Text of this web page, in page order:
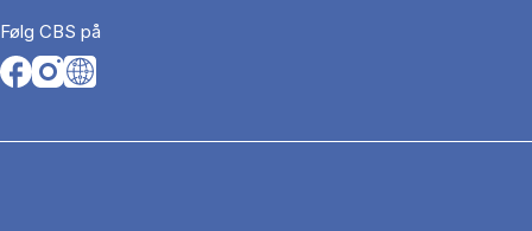
Følg CBS på
Opens in a new tab
Opens in a new tab
Opens in a new tab